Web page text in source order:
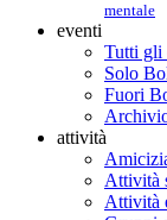
mentale
eventi
Tutti gli
Solo
Fuori
attività
Attività
Attività